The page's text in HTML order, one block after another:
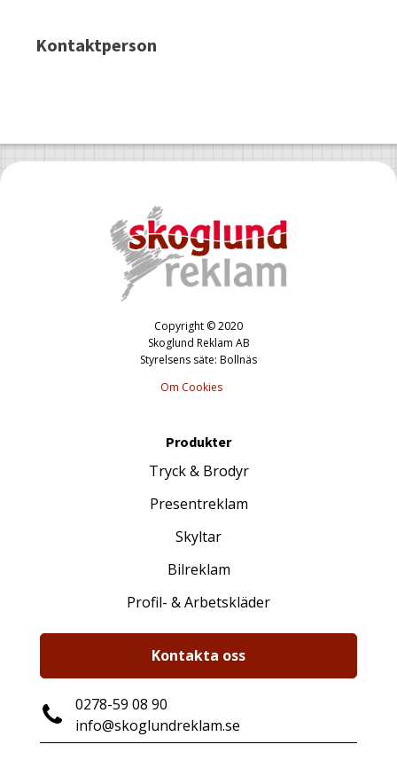
Kontaktperson
Copyright © 2020
Skoglund Reklam AB
Styrelsens säte: Bollnäs
Om Cookies
Produkter
Tryck & Brodyr
Presentreklam
Skyltar
Bilreklam
Profil- & Arbetskläder
Kontakta oss
0278-59 08 90
info@skoglundreklam.se